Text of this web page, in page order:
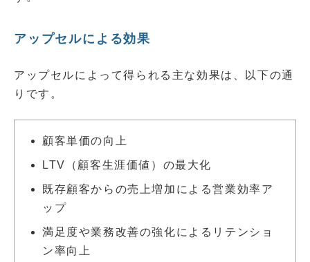
アップセルによる効果
アップセルによって得られる主な効果は、以下の通
りです。
顧客単価の向上
LTV（顧客生涯価値）の最大化
既存顧客からの売上増加による営業効率ア
ップ
満足度や業務改善の強化によるリテンショ
ン率向上